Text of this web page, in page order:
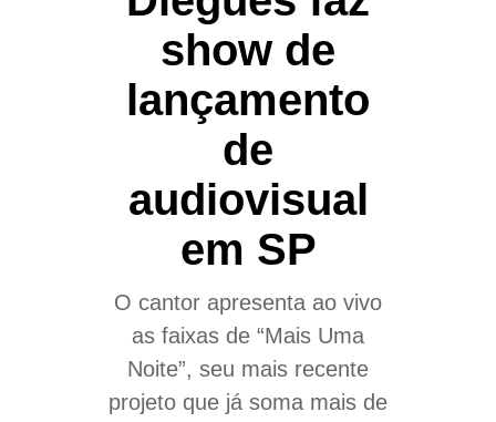
show de
lançamento
de
audiovisual
em SP
O cantor apresenta ao vivo
as faixas de “Mais Uma
Noite”, seu mais recente
projeto que já soma mais de